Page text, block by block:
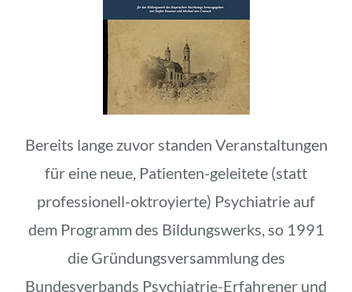
Bereits lange zuvor standen Veranstaltungen
für eine neue, Patienten-geleitete (statt
professionell-oktroyierte) Psychiatrie auf
dem Programm des Bildungswerks, so 1991
die Gründungsversammlung des
Bundesverbands Psychiatrie-Erfahrener und